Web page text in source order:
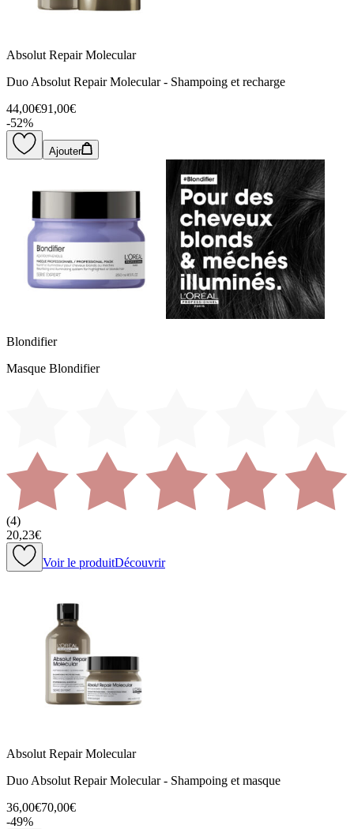
Absolut Repair Molecular
Duo Absolut Repair Molecular - Shampoing et recharge
44,00€91,00€
-52%
Ajouter
Blondifier
Masque Blondifier
(4)
20,23€
Voir le produitDécouvrir
Absolut Repair Molecular
Duo Absolut Repair Molecular - Shampoing et masque
36,00€70,00€
-49%